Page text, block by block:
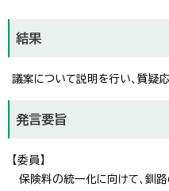
結果
議案について説明を行い、質疑
発言要旨
【委員】
保険料の統一化に向けて、釧